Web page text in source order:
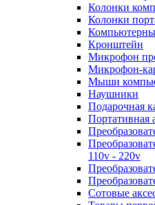
Колонки
Колонки
Кронштейн
Микрофон
Микрофон-
Мыши
Наушники
Подарочная
Портативная
110v - 220v
Сотовые